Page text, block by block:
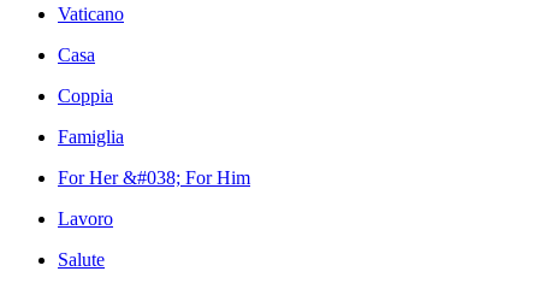
Vaticano
Casa
Coppia
Famiglia
For Her &#038; For Him
Lavoro
Salute